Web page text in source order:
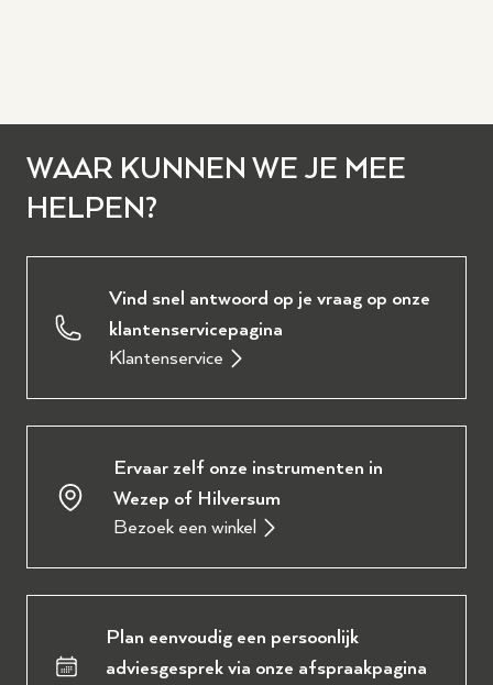
WAAR KUNNEN WE JE MEE
HELPEN?
Vind snel antwoord op je vraag op onze
klantenservicepagina
Klantenservice
Ervaar zelf onze instrumenten in
Wezep of Hilversum
Bezoek een winkel
Plan eenvoudig een persoonlijk
adviesgesprek via onze afspraakpagina